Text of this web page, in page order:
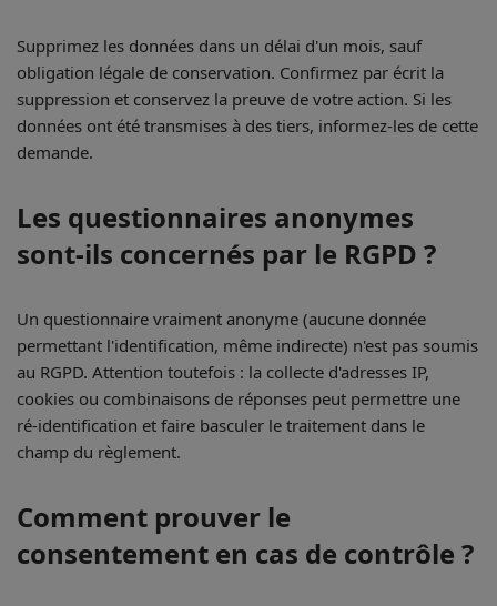
Supprimez les données dans un délai d'un mois, sauf
obligation légale de conservation. Confirmez par écrit la
suppression et conservez la preuve de votre action. Si les
données ont été transmises à des tiers, informez-les de cette
demande.
Les questionnaires anonymes
sont-ils concernés par le RGPD ?
Un questionnaire vraiment anonyme (aucune donnée
permettant l'identification, même indirecte) n'est pas soumis
au RGPD. Attention toutefois : la collecte d'adresses IP,
cookies ou combinaisons de réponses peut permettre une
ré-identification et faire basculer le traitement dans le
champ du règlement.
Comment prouver le
consentement en cas de contrôle ?